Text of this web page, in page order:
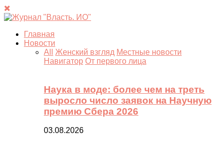
Главная
Новости
All
Женский взгляд Местные новости
Навигатор От первого лица
Наука в моде: более чем на треть
выросло число заявок на Научную
премию Сбера 2026
03.08.2026